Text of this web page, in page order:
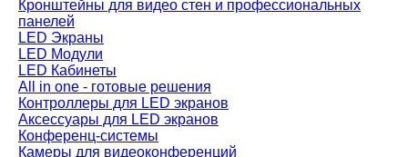
Кронштейны для видео стен и профессиональных
панелей
LED Экраны
LED Модули
LED Кабинеты
All in one - готовые решения
Контроллеры для LED экранов
Аксессуары для LED экранов
Конференц-системы
Камеры для видеоконференций